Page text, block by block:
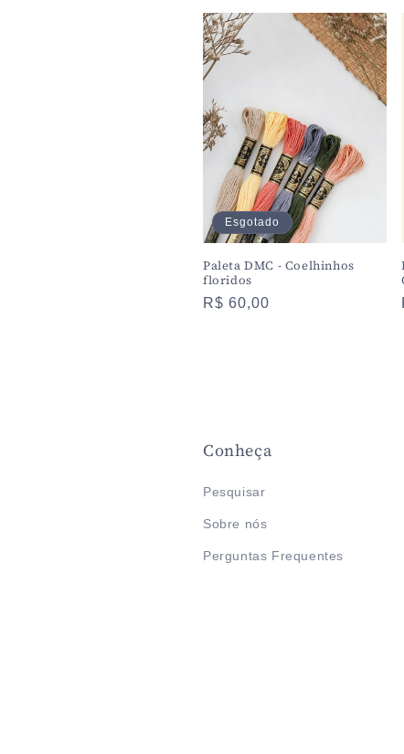
Esgotado
Paleta DMC - Coelhinhos
floridos
Preço
R$ 60,00
Conheça
Pesquisar
Sobre nós
Perguntas Frequentes